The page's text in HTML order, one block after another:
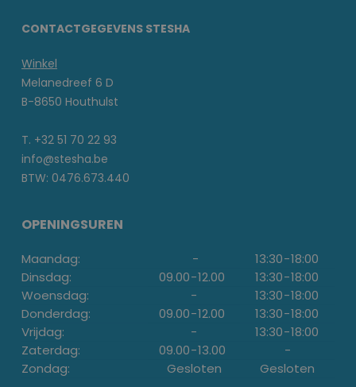
CONTACTGEGEVENS STESHA
Winkel
Melanedreef 6 D
B-8650 Houthulst
T. +32 51 70 22 93
info@stesha.be
BTW: 0476.673.440
OPENINGSUREN
Maandag: - 13:30-18:00
Dinsdag:
09.00-12.00 13:30-18:00
Woensdag:
- 13:30-18:00
Donderdag:
09.00-12.00 13:30-18:00
Vrijdag:
- 13:30-18:00
Zaterdag:
09.00-13.00
-
Zondag:
Gesloten Gesloten